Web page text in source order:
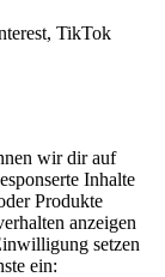
TikTok
wir dir auf
Inhalte
Produkte
anzeigen
setzen
ein: